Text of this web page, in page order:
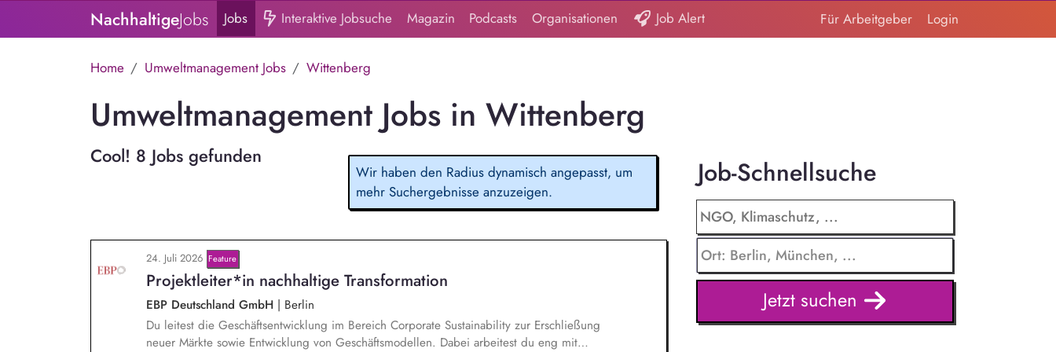
NachhaltigeJobs Jobs Interaktive Jobsuche Magazin Podcasts Organisationen Job Alert Für Arbeitgeber Login
Home Umweltmanagement Jobs Wittenberg
Umweltmanagement Jobs in Wittenberg
Cool! 8 Jobs gefunden
Wir haben den Radius dynamisch angepasst, um
mehr Suchergebnisse anzuzeigen.
24. Juli 2026 Feature
Projektleiter*in nachhaltige Transformation
EBP Deutschland GmbH | Berlin
Du leitest die Geschäftsentwicklung im Bereich Corporate Sustainability zur Erschließung
neuer Märkte sowie Entwicklung von Geschäftsmodellen. Dabei arbeitest du eng mit
Job-Schnellsuche
Jetzt suchen